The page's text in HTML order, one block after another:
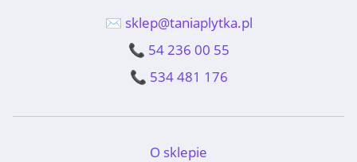
✉️ sklep@taniaplytka.pl
📞 54 236 00 55
📞 534 481 176
O sklepie